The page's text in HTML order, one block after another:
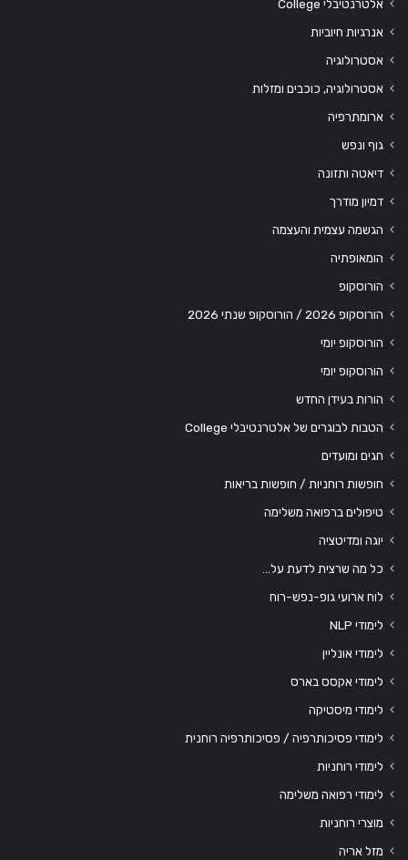
אלטרנטיבלי College
אנרגיות חיוביות
אסטרולוגיה
אסטרולוגיה, כוכבים ומזלות
ארומתרפיה
גוף ונפש
דיאטה ותזונה
דמיון מודרך
הגשמה עצמית והעצמה
הומאופתיה
הורוסקופ
הורוסקופ 2026 / הורוסקופ שנתי 2026
הורוסקופ יומי
הורוסקופ יומי
הורות בעידן החדש
הטבות לבוגרים של אלטרנטיבלי College
חגים ומועדים
חופשות רוחניות / חופשות בריאות
טיפולים ברפואה משלימה
יוגה ומדיטציה
כל מה שרצית לדעת על…
לוח ארועי גופ-נפש-רוח
לימודי NLP
לימודי אונליין
לימודי אקסס בארס
לימודי מיסטיקה
לימודי פסיכותרפיה / פסיכותרפיה רוחנית
לימודי רוחניות
לימודי רפואה משלימה
מוצרי רוחניות
מזל אריה